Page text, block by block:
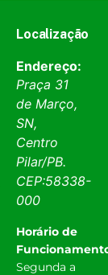
Localização
Endereço:
Praça 31
de Março,
SN,
Centro
Pilar/PB.
CEP:58338-
000
Horário de
Segunda a